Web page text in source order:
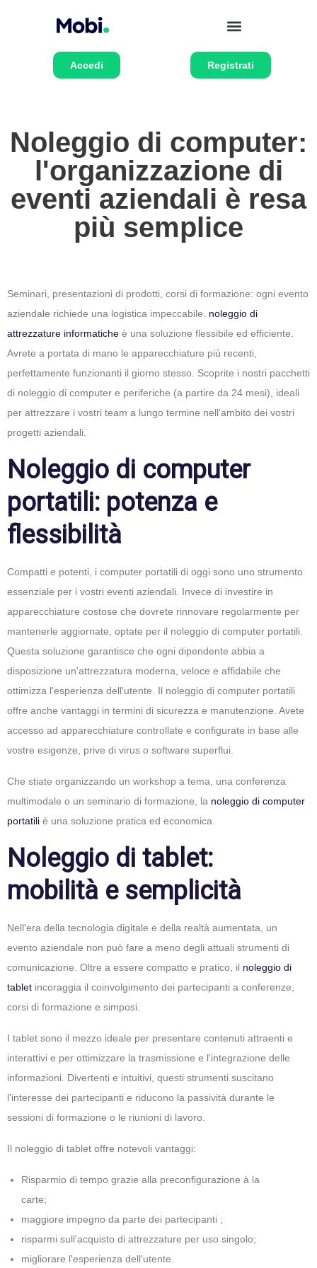
Accedi Registrati
Noleggio di computer:
l'organizzazione di
eventi aziendali è resa
più semplice
Seminari, presentazioni di prodotti, corsi di formazione: ogni evento
aziendale richiede una logistica impeccabile. noleggio di
attrezzature informatiche è una soluzione flessibile ed efficiente.
Avrete a portata di mano le apparecchiature più recenti,
perfettamente funzionanti il giorno stesso. Scoprite i nostri pacchetti
di noleggio di computer e periferiche (a partire da 24 mesi), ideali
per attrezzare i vostri team a lungo termine nell'ambito dei vostri
progetti aziendali.
Noleggio di computer
portatili: potenza e
flessibilità
Compatti e potenti, i computer portatili di oggi sono uno strumento
essenziale per i vostri eventi aziendali. Invece di investire in
apparecchiature costose che dovrete rinnovare regolarmente per
mantenerle aggiornate, optate per il noleggio di computer portatili.
Questa soluzione garantisce che ogni dipendente abbia a
disposizione un'attrezzatura moderna, veloce e affidabile che
ottimizza l'esperienza dell'utente. Il noleggio di computer portatili
offre anche vantaggi in termini di sicurezza e manutenzione. Avete
accesso ad apparecchiature controllate e configurate in base alle
vostre esigenze, prive di virus o software superflui.
Che stiate organizzando un workshop a tema, una conferenza
multimodale o un seminario di formazione, la noleggio di computer
portatili è una soluzione pratica ed economica.
Noleggio di tablet:
mobilità e semplicità
Nell'era della tecnologia digitale e della realtà aumentata, un
evento aziendale non può fare a meno degli attuali strumenti di
comunicazione. Oltre a essere compatto e pratico, il noleggio di
tablet incoraggia il coinvolgimento dei partecipanti a conferenze,
corsi di formazione e simposi.
I tablet sono il mezzo ideale per presentare contenuti attraenti e
interattivi e per ottimizzare la trasmissione e l'integrazione delle
informazioni. Divertenti e intuitivi, questi strumenti suscitano
l'interesse dei partecipanti e riducono la passività durante le
sessioni di formazione o le riunioni di lavoro.
Il noleggio di tablet offre notevoli vantaggi:
Risparmio di tempo grazie alla preconfigurazione à la
carte;
maggiore impegno da parte dei partecipanti ;
risparmi sull'acquisto di attrezzature per uso singolo;
migliorare l'esperienza dell'utente.